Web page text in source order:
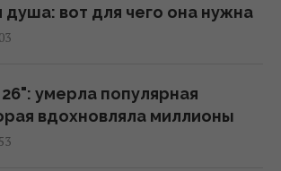
уничтожать
реальный вариант
2026
душа: вот для чего она нужна
умерла популярная
вдохновляла миллионы